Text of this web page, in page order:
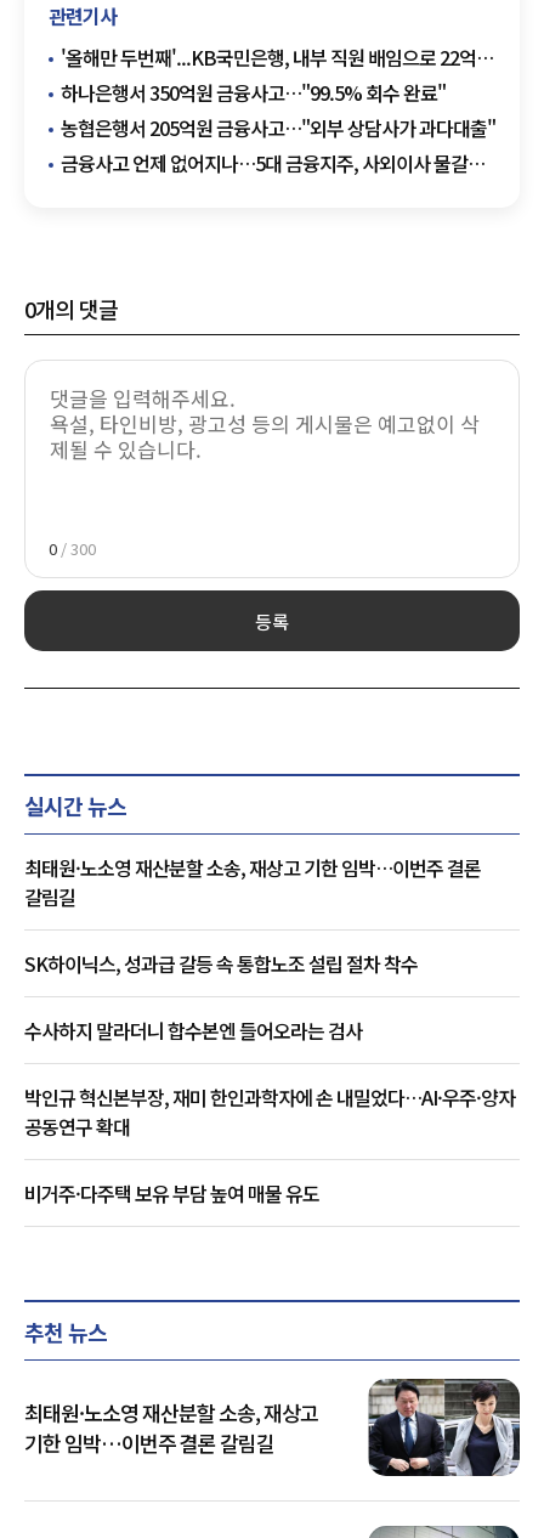
관련기사
'올해만 두번째'...KB국민은행, 내부 직원 배임으로 22억
금융사고
하나은행서 350억원 금융사고…"99.5% 회수 완료"
농협은행서 205억원 금융사고…"외부 상담사가 과다대출"
금융사고 언제 없어지나…5대 금융지주, 사외이사 물갈이
0개의 댓글
0 / 300
등록
실시간 뉴스
최태원·노소영 재산분할 소송, 재상고 기한 임박…이번주 결론
갈림길
SK하이닉스, 성과급 갈등 속 통합노조 설립 절차 착수
수사하지 말라더니 합수본엔 들어오라는 검사
박인규 혁신본부장, 재미 한인과학자에 손 내밀었다…AI·우주·양자
공동연구 확대
비거주·다주택 보유 부담 높여 매물 유도
추천 뉴스
최태원·노소영 재산분할 소송, 재상고
기한 임박…이번주 결론 갈림길